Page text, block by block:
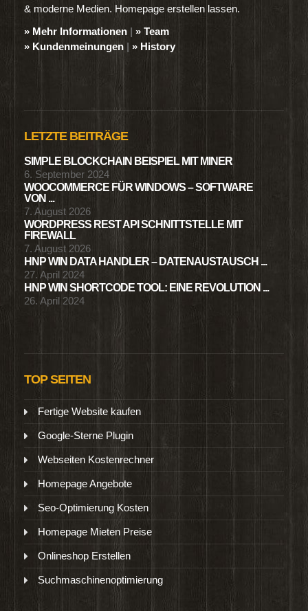
& moderne Medien. Homepage erstellen lassen.
» Mehr Informationen | » Team
» Kundenmeinungen | » History
LETZTE BEITRÄGE
SIMPLE BLOCKCHAIN BEISPIEL MIT MINER
6. September 2024
WOOCOMMERCE FÜR WINDOWS – SOFTWARE
VON ...
7. August 2026
WORDPRESS REST API SCHNITTSTELLE MIT
FIREWALL
7. August 2026
HNP WIN DATA HANDLER – DATENAUSTAUSCH ...
27. April 2024
HNP WIN SHORTCODE TOOL: EINE REVOLUTION ...
26. April 2024
TOP SEITEN
Fertige Website kaufen
Google-Sterne Plugin
Webseiten Kostenrechner
Homepage Angebote
Seo-Optimierung Kosten
Homepage Mieten Preise
Onlineshop Erstellen
Suchmaschinenoptimierung